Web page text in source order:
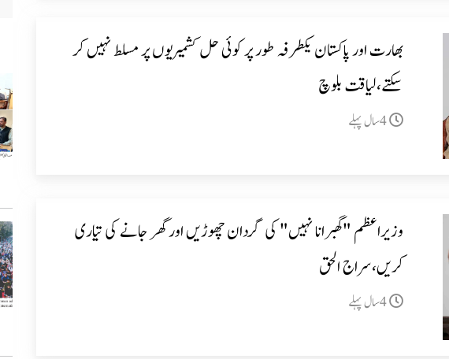
بھارت اور پاکستان یکطرفہ طور پر کوئی حل کشمیریوں پر مسلط نہیں کر
سکتے،لیاقت بلوچ
وزیراعظم "گھبرانا نہیں" کی گردان چھوڑیں اور گھر جانے کی تیاری
کریں،سراج الحق